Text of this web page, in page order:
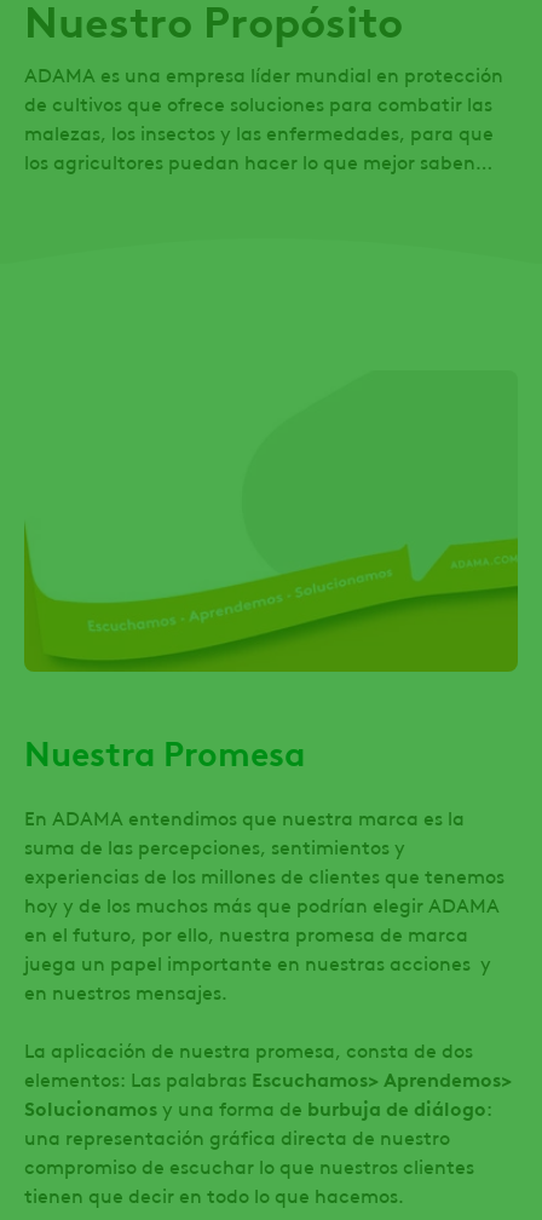
Nuestro Propósito
ADAMA es una empresa líder mundial en protección
de cultivos que ofrece soluciones para combatir las
malezas, los insectos y las enfermedades, para que
los agricultores puedan hacer lo que mejor saben
Nuestra Promesa
En ADAMA entendimos que nuestra marca es la
suma de las percepciones, sentimientos y
experiencias de los millones de clientes que tenemos
hoy y de los muchos más que podrían elegir ADAMA
en el futuro, por ello, nuestra promesa de marca
juega un papel importante en nuestras acciones y
en nuestros mensajes.
La aplicación de nuestra promesa, consta de dos
elementos: Las palabras Escuchamos> Aprendemos>
Solucionamosy una forma de burbuja de diálogo:
una representación gráfica directa de nuestro
compromiso de escuchar lo que nuestros clientes
tienen que decir en todo lo que hacemos.